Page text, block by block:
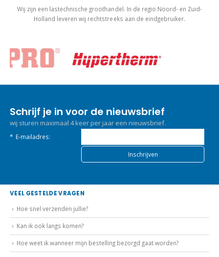
Wij zijn een lastechnische groothandel. In de regio Noord- en Zuid-
Holland leveren wij rechtstreeks aan de eindgebruiker.
Schrijf je in voor de nieuwsbrief
wij sturen maximaal 4 keer per jaar een nieuwsbrief.
* E-mailadres:
VEEL GESTELDE VRAGEN
Hoe snel verzenden jullie?
Kan ik ook langs komen?
Hoe weet ik wanneer mijn bestelling bezorgd gaat worden?